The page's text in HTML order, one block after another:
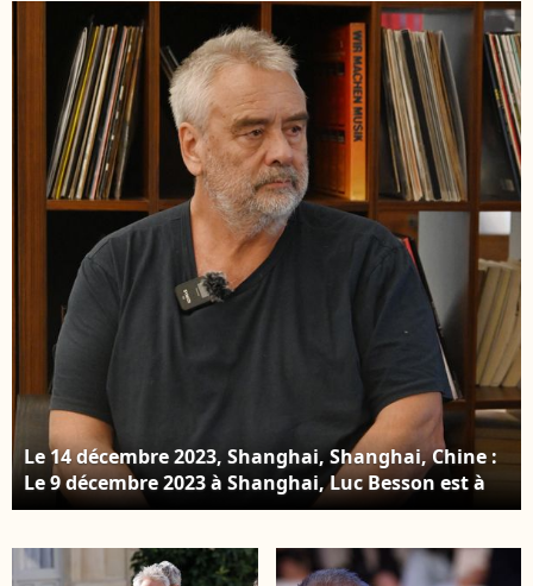
du 20ème Festival du
Film de Rome à
l'Auditorium Parco
Della Musica le 24
octobre 2025 à Rome,
Italie. Photo par Anna
Maria Tinghino/Future
Image/Cover
Images/ABACAPRESS.COM
président chinois Xi
Jinping et de sa femme
la Première Dame Peng
Liyuan au palais
présidentiel de l'Elysée
à Paris, France, le 6
mai 2024. Stéphane
Lemouton / Bestimage
Des célébrités arrivent
pour assister à un
dîner d'Etat officiel
dans le cadre de la
visite d'Etat de deux
jours du président
chinois en France, au
palais présidentiel de
l'Elysée à Paris, France,
le 6 mai 2024.
Le 14 décembre 2023, Shanghai, Shanghai, Chine :
Le 9 décembre 2023 à Shanghai, Luc Besson est à
Shanghai avec son film ''DogMan'' pour partager
Asia / Zuma Press / Bestilage